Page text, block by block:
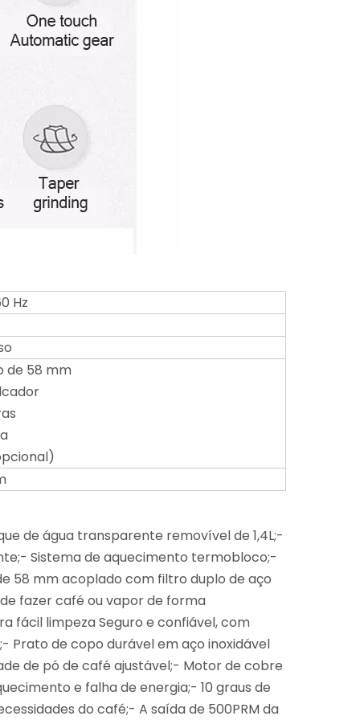
Hz
de 58 mm
de água transparente removível de 1,4L;-
Sistema de aquecimento termobloco;-
58 mm acoplado com filtro duplo de aço
fazer café ou vapor de forma
fácil limpeza Seguro e confiável, com
Prato de copo durável em aço inoxidável
de pó de café ajustável;- Motor de cobre
e falha de energia;- 10 graus de
do café;- A saída de 500PRM da